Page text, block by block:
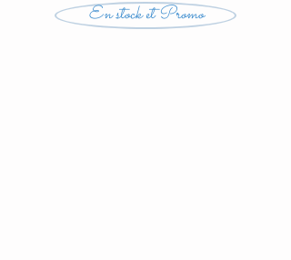
En stock et Promo